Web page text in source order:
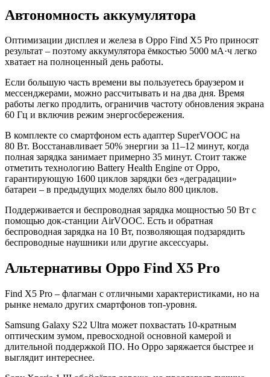
Автономность аккумулятора
Оптимизации дисплея и железа в Oppo Find X5 Pro приносят
результат – поэтому аккумулятора ёмкостью 5000 мА·ч легко
хватает на полноценный день работы.
Если большую часть времени вы пользуетесь браузером и
мессенджерами, можно рассчитывать и на два дня. Время
работы легко продлить, ограничив частоту обновления экрана
60 Гц и включив режим энергосбережения.
В комплекте со смартфоном есть адаптер SuperVOOC на
80 Вт. Восстанавливает 50% энергии за 11–12 минут, когда
полная зарядка занимает примерно 35 минут. Стоит также
отметить технологию Battery Health Engine от Oppo,
гарантирующую 1600 циклов зарядки без «деградации»
батареи – в предыдущих моделях было 800 циклов.
Поддерживается и беспроводная зарядка мощностью 50 Вт с
помощью док-станции AirVOOC. Есть и обратная
беспроводная зарядка на 10 Вт, позволяющая подзарядить
беспроводные наушники или другие аксессуары.
Альтернативы Oppo Find X5 Pro
Find X5 Pro – флагман с отличными характеристиками, но на
рынке немало других смартфонов топ-уровня.
Samsung Galaxy S22 Ultra может похвастать 10-кратным
оптическим зумом, превосходной основной камерой и
длительной поддержкой ПО. Но Oppo заряжается быстрее и
выглядит интереснее.